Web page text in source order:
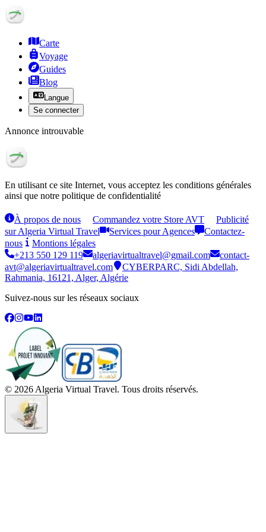
Carte
Voyage
Guides
Blog
Langue
Se connecter
Annonce introuvable
En utilisant ce site Internet, vous acceptez les conditions générales
ainsi que notre politique de confidentialité
À propos de nous Commandez votre Store AVT
Publicité
sur Algeria Virtual Travel
Services pour Agences
Contactez-
nous
Montions légales
+213 550 129 119
algeriavirtualtravel@gmail.com
contact-
avt@algeriavirtualtravel.com
CYBERPARC, Sidi Abdellah,
Rahmania, 16121, Alger, Algérie
Suivez-nous sur les réseaux sociaux
© 2026 Algeria Virtual Travel. Tous droits réservés.